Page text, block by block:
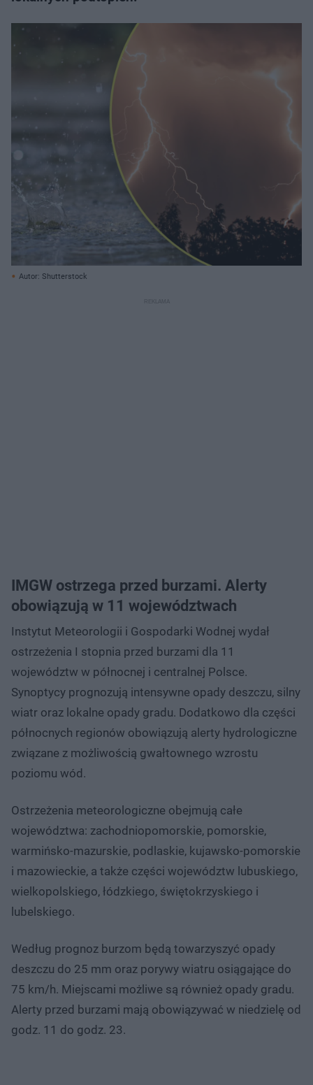
Autor: Shutterstock
IMGW ostrzega przed burzami. Alerty
obowiązują w 11 województwach
Instytut Meteorologii i Gospodarki Wodnej wydał
ostrzeżenia I stopnia przed burzami dla 11
województw w północnej i centralnej Polsce.
Synoptycy prognozują intensywne opady deszczu, silny
wiatr oraz lokalne opady gradu. Dodatkowo dla części
północnych regionów obowiązują alerty hydrologiczne
związane z możliwością gwałtownego wzrostu
poziomu wód.
Ostrzeżenia meteorologiczne obejmują całe
województwa: zachodniopomorskie, pomorskie,
warmińsko-mazurskie, podlaskie, kujawsko-pomorskie
i mazowieckie, a także części województw lubuskiego,
wielkopolskiego, łódzkiego, świętokrzyskiego i
lubelskiego.
Według prognoz burzom będą towarzyszyć opady
deszczu do 25 mm oraz porywy wiatru osiągające do
75 km/h. Miejscami możliwe są również opady gradu.
Alerty przed burzami mają obowiązywać w niedzielę od
godz. 11 do godz. 23.